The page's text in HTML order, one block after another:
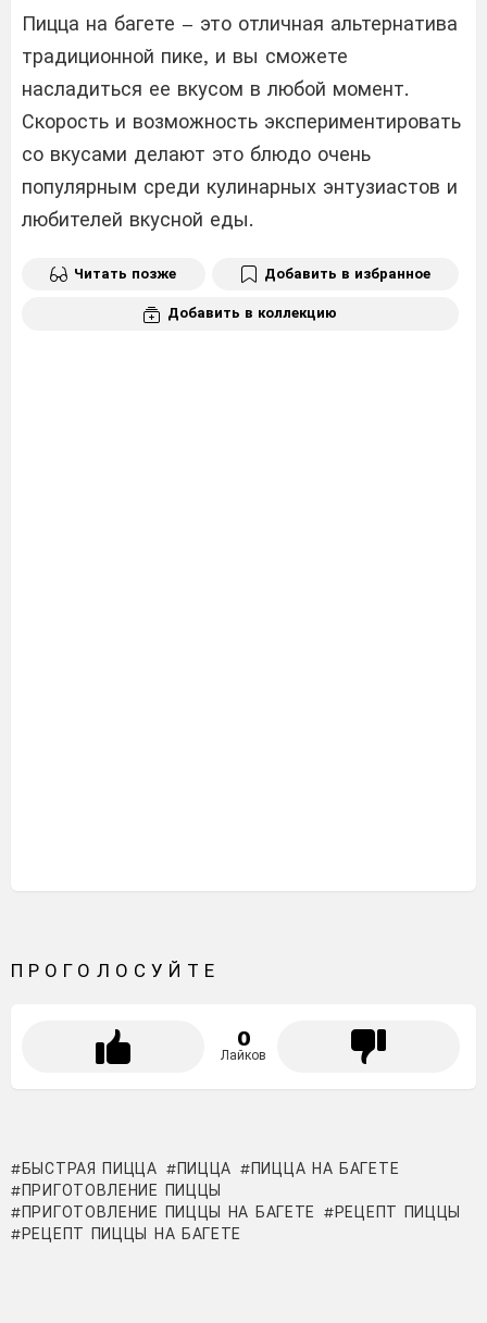
Пицца на багете – это отличная альтернатива
традиционной пике, и вы сможете
насладиться ее вкусом в любой момент.
Скорость и возможность экспериментировать
со вкусами делают это блюдо очень
популярным среди кулинарных энтузиастов и
любителей вкусной еды.
Читать позже Добавить в избранное
Добавить в коллекцию
ПРОГОЛОСУЙТЕ
0
Лайков
БЫСТРАЯ ПИЦЦА ПИЦЦА
ПИЦЦА НА БАГЕТЕ
ПРИГОТОВЛЕНИЕ ПИЦЦЫ
ПРИГОТОВЛЕНИЕ ПИЦЦЫ НА БАГЕТЕ
РЕЦЕПТ ПИЦЦЫ
РЕЦЕПТ ПИЦЦЫ НА БАГЕТЕ